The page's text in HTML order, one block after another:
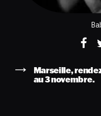
Marseille,
au 3 novembre.